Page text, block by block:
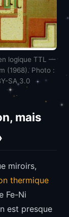
logique TTL —
(1968). Photo :
SA 3.0
mais
miroirs,
thermique
Fe-Ni
est presque